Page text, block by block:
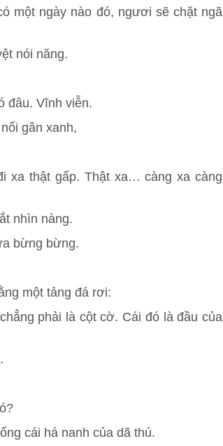
một ngày nào đó, ngươi sẽ chặt ngã
nói năng.
đâu. Vĩnh viễn.
gân xanh,
xa thật gấp. Thật xa… càng xa càng
nhìn nàng.
bừng bừng.
một tảng đá rơi:
phải là cột cờ. Cái đó là đầu của
cái há nanh của dã thú.